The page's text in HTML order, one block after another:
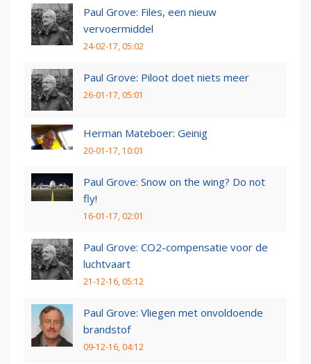
Paul Grove: Files, een nieuw
vervoermiddel
24-02-17, 05:02
Paul Grove: Piloot doet niets meer
26-01-17, 05:01
Herman Mateboer: Geinig
20-01-17, 10:01
Paul Grove: Snow on the wing? Do not
fly!
16-01-17, 02:01
Paul Grove: CO2-compensatie voor de
luchtvaart
21-12-16, 05:12
Paul Grove: Vliegen met onvoldoende
brandstof
09-12-16, 04:12